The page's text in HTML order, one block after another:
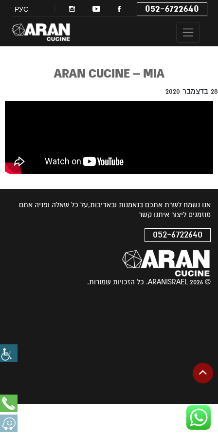
РУС 052-6722640
ARAN CUCINE – MIA
28 בדצמבר 2020
אנו נשמח לשרת אתכם בנאמנות ובאדיבות,על כל שאלה ופניה אתם
מוזמנים ליצור איתנו קשר
052-6722640
© 2026 ARANISRAEL. כל הזכויות שמורות.